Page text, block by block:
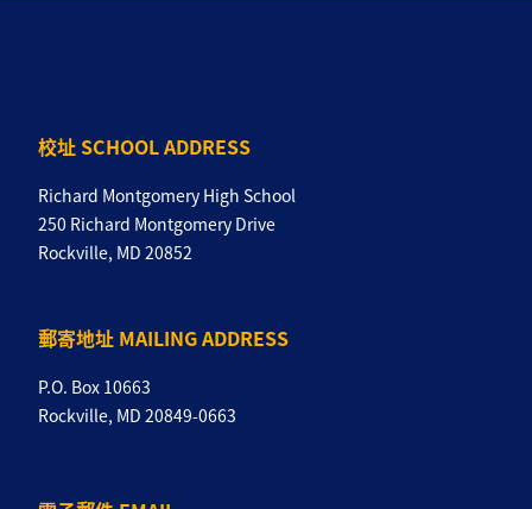
校址 SCHOOL ADDRESS
Richard Montgomery High School
250 Richard Montgomery Drive
Rockville, MD 20852
郵寄地址 MAILING ADDRESS
P.O. Box 10663
Rockville, MD 20849-0663